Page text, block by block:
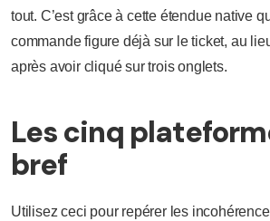
tout. C’est grâce à cette étendue native
commande figure déjà sur le ticket, au
après avoir cliqué sur trois onglets.
Les cinq
bref
Utilisez ceci pour repérer les